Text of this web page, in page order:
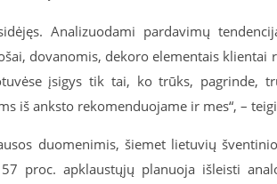
Analizuodami pardavimų
dovanomis, dekoro elementais klientai
įsigys tik tai, ko trūks, pagrinde,
iš anksto rekomenduojame ir mes“, –
duomenimis, šiemet lietuvių
proc. apklaustųjų planuoja išleisti